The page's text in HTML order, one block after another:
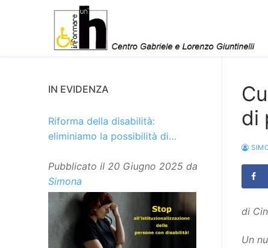
di
di
Un
IN EVIDENZA
Riforma della disabilità:
eliminiamo la possibilità di
Pubblicato il 20 Giugno 2025 da
Simona